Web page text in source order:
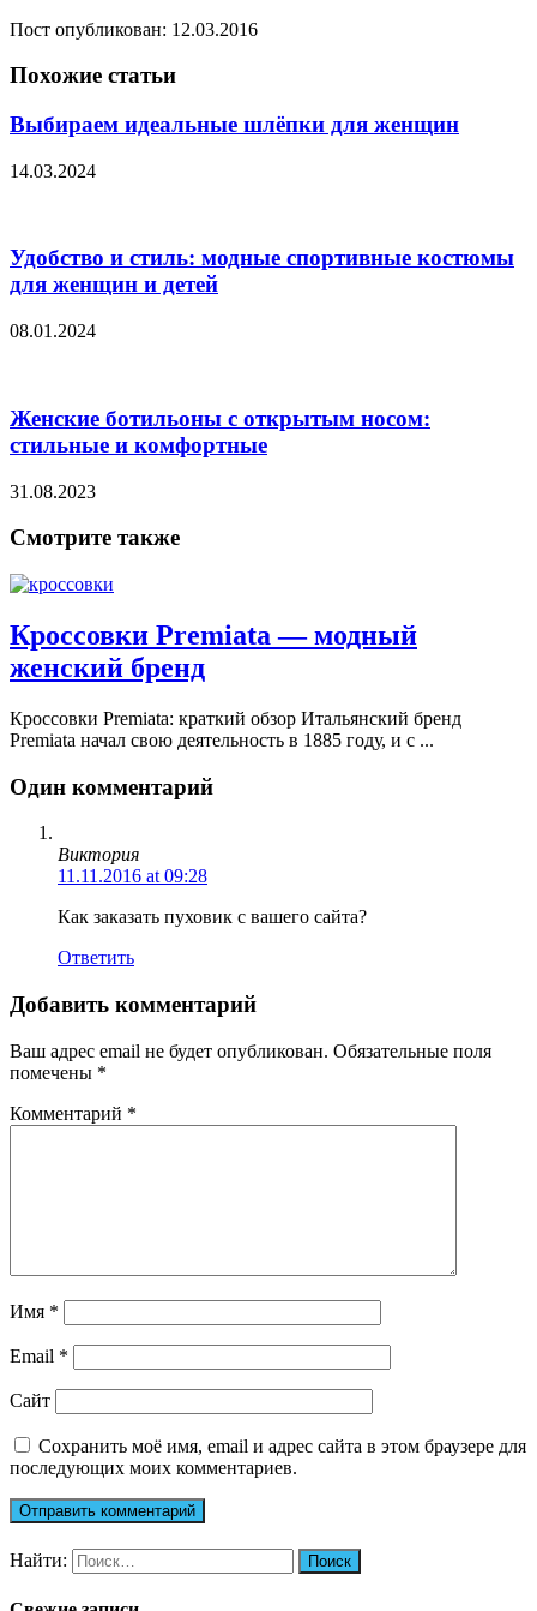
Пост опубликован: 12.03.2016
Похожие статьи
Выбираем идеальные шлёпки для женщин
14.03.2024
Удобство и стиль: модные спортивные костюмы
для женщин и детей
08.01.2024
Женские ботильоны с открытым носом:
стильные и комфортные
31.08.2023
Смотрите также
Кроссовки Premiata — модный
женский бренд
Кроссовки Premiata: краткий обзор Итальянский бренд
Premiata начал свою деятельность в 1885 году, и с ...
Один комментарий
Виктория
11.11.2016 at 09:28
Как заказать пуховик с вашего сайта?
Ответить
Добавить комментарий
Ваш адрес email не будет опубликован. Обязательные поля
помечены *
Комментарий *
Имя *
Email *
Сайт
Сохранить моё имя, email и адрес сайта в этом браузере для
последующих моих комментариев.
Найти: